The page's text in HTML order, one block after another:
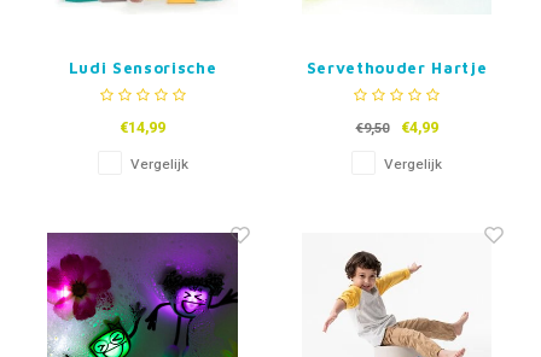
Ludi Sensorische
Stapelblokken
€14,99
Vergelijk
Servethouder Hartje
€9,50 €4,99
Vergelijk